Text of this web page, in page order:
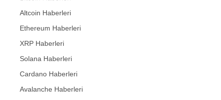
Altcoin Haberleri
Ethereum Haberleri
XRP Haberleri
Solana Haberleri
Cardano Haberleri
Avalanche Haberleri